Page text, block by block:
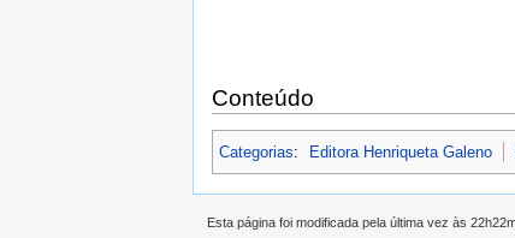
Conteúdo
Categorias: Editora Henriqueta Galeno
Esta página foi modificada pela última vez às